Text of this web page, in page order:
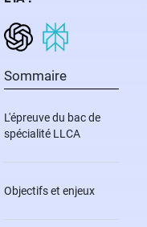
Sommaire
L'épreuve du bac de
spécialité LLCA
Objectifs et enjeux